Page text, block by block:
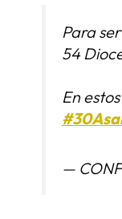
Para
54
En
—